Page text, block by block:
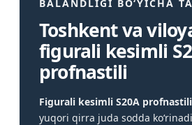
BALANDLIGI BO‘YICHA
Toshkent va
figurali kesimli
profnastili
Figurali kesimli S20A profnastili
yuqori qirra juda sodda